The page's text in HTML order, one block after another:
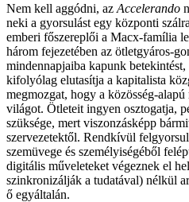
Nem kell aggódni, az Accelerando
neki a gyorsulást egy központi
emberi főszereplői a Macx-família
három fejezetében az ötletgyáros-
mindennapjaiba kapunk
kifolyólag elutasítja a kapitalista
megmozgat, hogy a közösség-alapú
világot. Ötleteit ingyen osztogatja,
szüksége, mert viszonzásképp
szervezetektől. Rendkívül
szemüvege és személyiségéből
digitális műveleteket végeznek el
szinkronizálják a tudatával) nélkül
ő egyáltalán.